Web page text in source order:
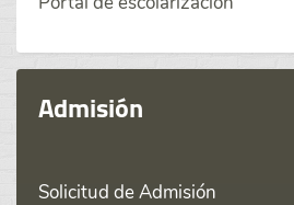
Admisión
Solicitud de Admisión